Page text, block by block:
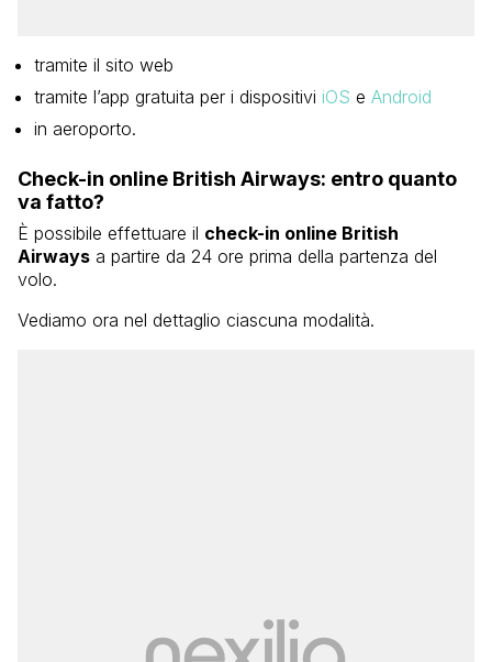
tramite il sito web
tramite l’app gratuita per i dispositivi iOS e Android
in aeroporto.
Check-in online British Airways: entro quanto
va fatto?
È possibile effettuare il check-in online British
Airways a partire da 24 ore prima della partenza del
volo.
Vediamo ora nel dettaglio ciascuna modalità.